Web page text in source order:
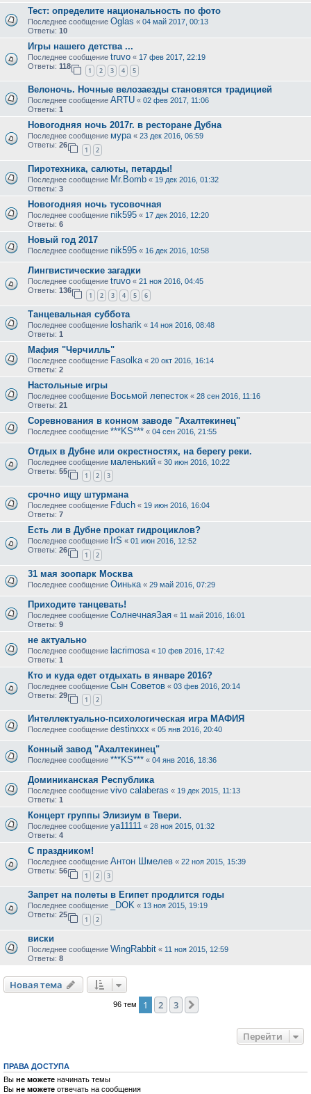
Тест: определите национальность по фото
Последнее сообщение Oglas « 04 май 2017, 00:13
Ответы: 10
Игры нашего детства ...
Последнее сообщение truvo « 17 фев 2017, 22:19
Ответы: 118
1 2 3 4 5
Велоночь. Ночные велозаезды становятся традицией
Последнее сообщение ARTU « 02 фев 2017, 11:06
Ответы: 1
Новогодняя ночь 2017г. в ресторане Дубна
Последнее сообщение мура « 23 дек 2016, 06:59
Ответы: 26
1 2
Пиротехника, салюты, петарды!
Последнее сообщение Mr.Bomb « 19 дек 2016, 01:32
Ответы: 3
Новогодняя ночь тусовочная
Последнее сообщение nik595 « 17 дек 2016, 12:20
Ответы: 6
Новый год 2017
Последнее сообщение nik595 « 16 дек 2016, 10:58
Лингвистические загадки
Последнее сообщение truvo « 21 ноя 2016, 04:45
Ответы: 136
1 2 3 4 5 6
Танцевальная суббота
Последнее сообщение losharik « 14 ноя 2016, 08:48
Ответы: 1
Мафия "Черчилль"
Последнее сообщение Fasolka « 20 окт 2016, 16:14
Ответы: 2
Настольные игры
Последнее сообщение Восьмой лепесток « 28 сен 2016, 11:16
Ответы: 21
Соревнования в конном заводе "Ахалтекинец"
Последнее сообщение ***KS*** « 04 сен 2016, 21:55
Отдых в Дубне или окрестностях, на берегу реки.
Последнее сообщение маленький « 30 июн 2016, 10:22
Ответы: 55
1 2 3
срочно ищу штурмана
Последнее сообщение Fduch « 19 июн 2016, 16:04
Ответы: 7
Есть ли в Дубне прокат гидроциклов?
Последнее сообщение IrS « 01 июн 2016, 12:52
Ответы: 26
1 2
31 мая зоопарк Москва
Последнее сообщение Оинька « 29 май 2016, 07:29
Приходите танцевать!
Последнее сообщение СолнечнаяЗая « 11 май 2016, 16:01
Ответы: 9
не актуально
Последнее сообщение lacrimosa « 10 фев 2016, 17:42
Ответы: 1
Кто и куда едет отдыхать в январе 2016?
Последнее сообщение Сын Советов « 03 фев 2016, 20:14
Ответы: 29
1 2
Интеллектуально-психологическая игра МАФИЯ
Последнее сообщение destinxxx « 05 янв 2016, 20:40
Конный завод "Ахалтекинец"
Последнее сообщение ***KS*** « 04 янв 2016, 18:36
Доминиканская Республика
Последнее сообщение vivo calaberas « 19 дек 2015, 11:13
Ответы: 1
Концерт группы Элизиум в Твери.
Последнее сообщение ya11111 « 28 ноя 2015, 01:32
Ответы: 4
С праздником!
Последнее сообщение Антон Шмелев « 22 ноя 2015, 15:39
Ответы: 56
1 2 3
Запрет на полеты в Египет продлится годы
Последнее сообщение _DOK « 13 ноя 2015, 19:19
Ответы: 25
1 2
виски
Последнее сообщение WingRabbit « 11 ноя 2015, 12:59
Ответы: 8
Новая тема
96 тем 1 2 3
Перейти
ПРАВА ДОСТУПА
Вы не можете начинать темы
Вы не можете отвечать на сообщения